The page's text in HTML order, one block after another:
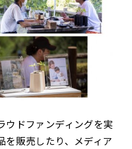
ウドファンディングを実
販売したり、メディア